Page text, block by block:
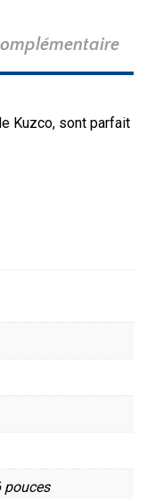
Kuzco, sont parfait
pouces